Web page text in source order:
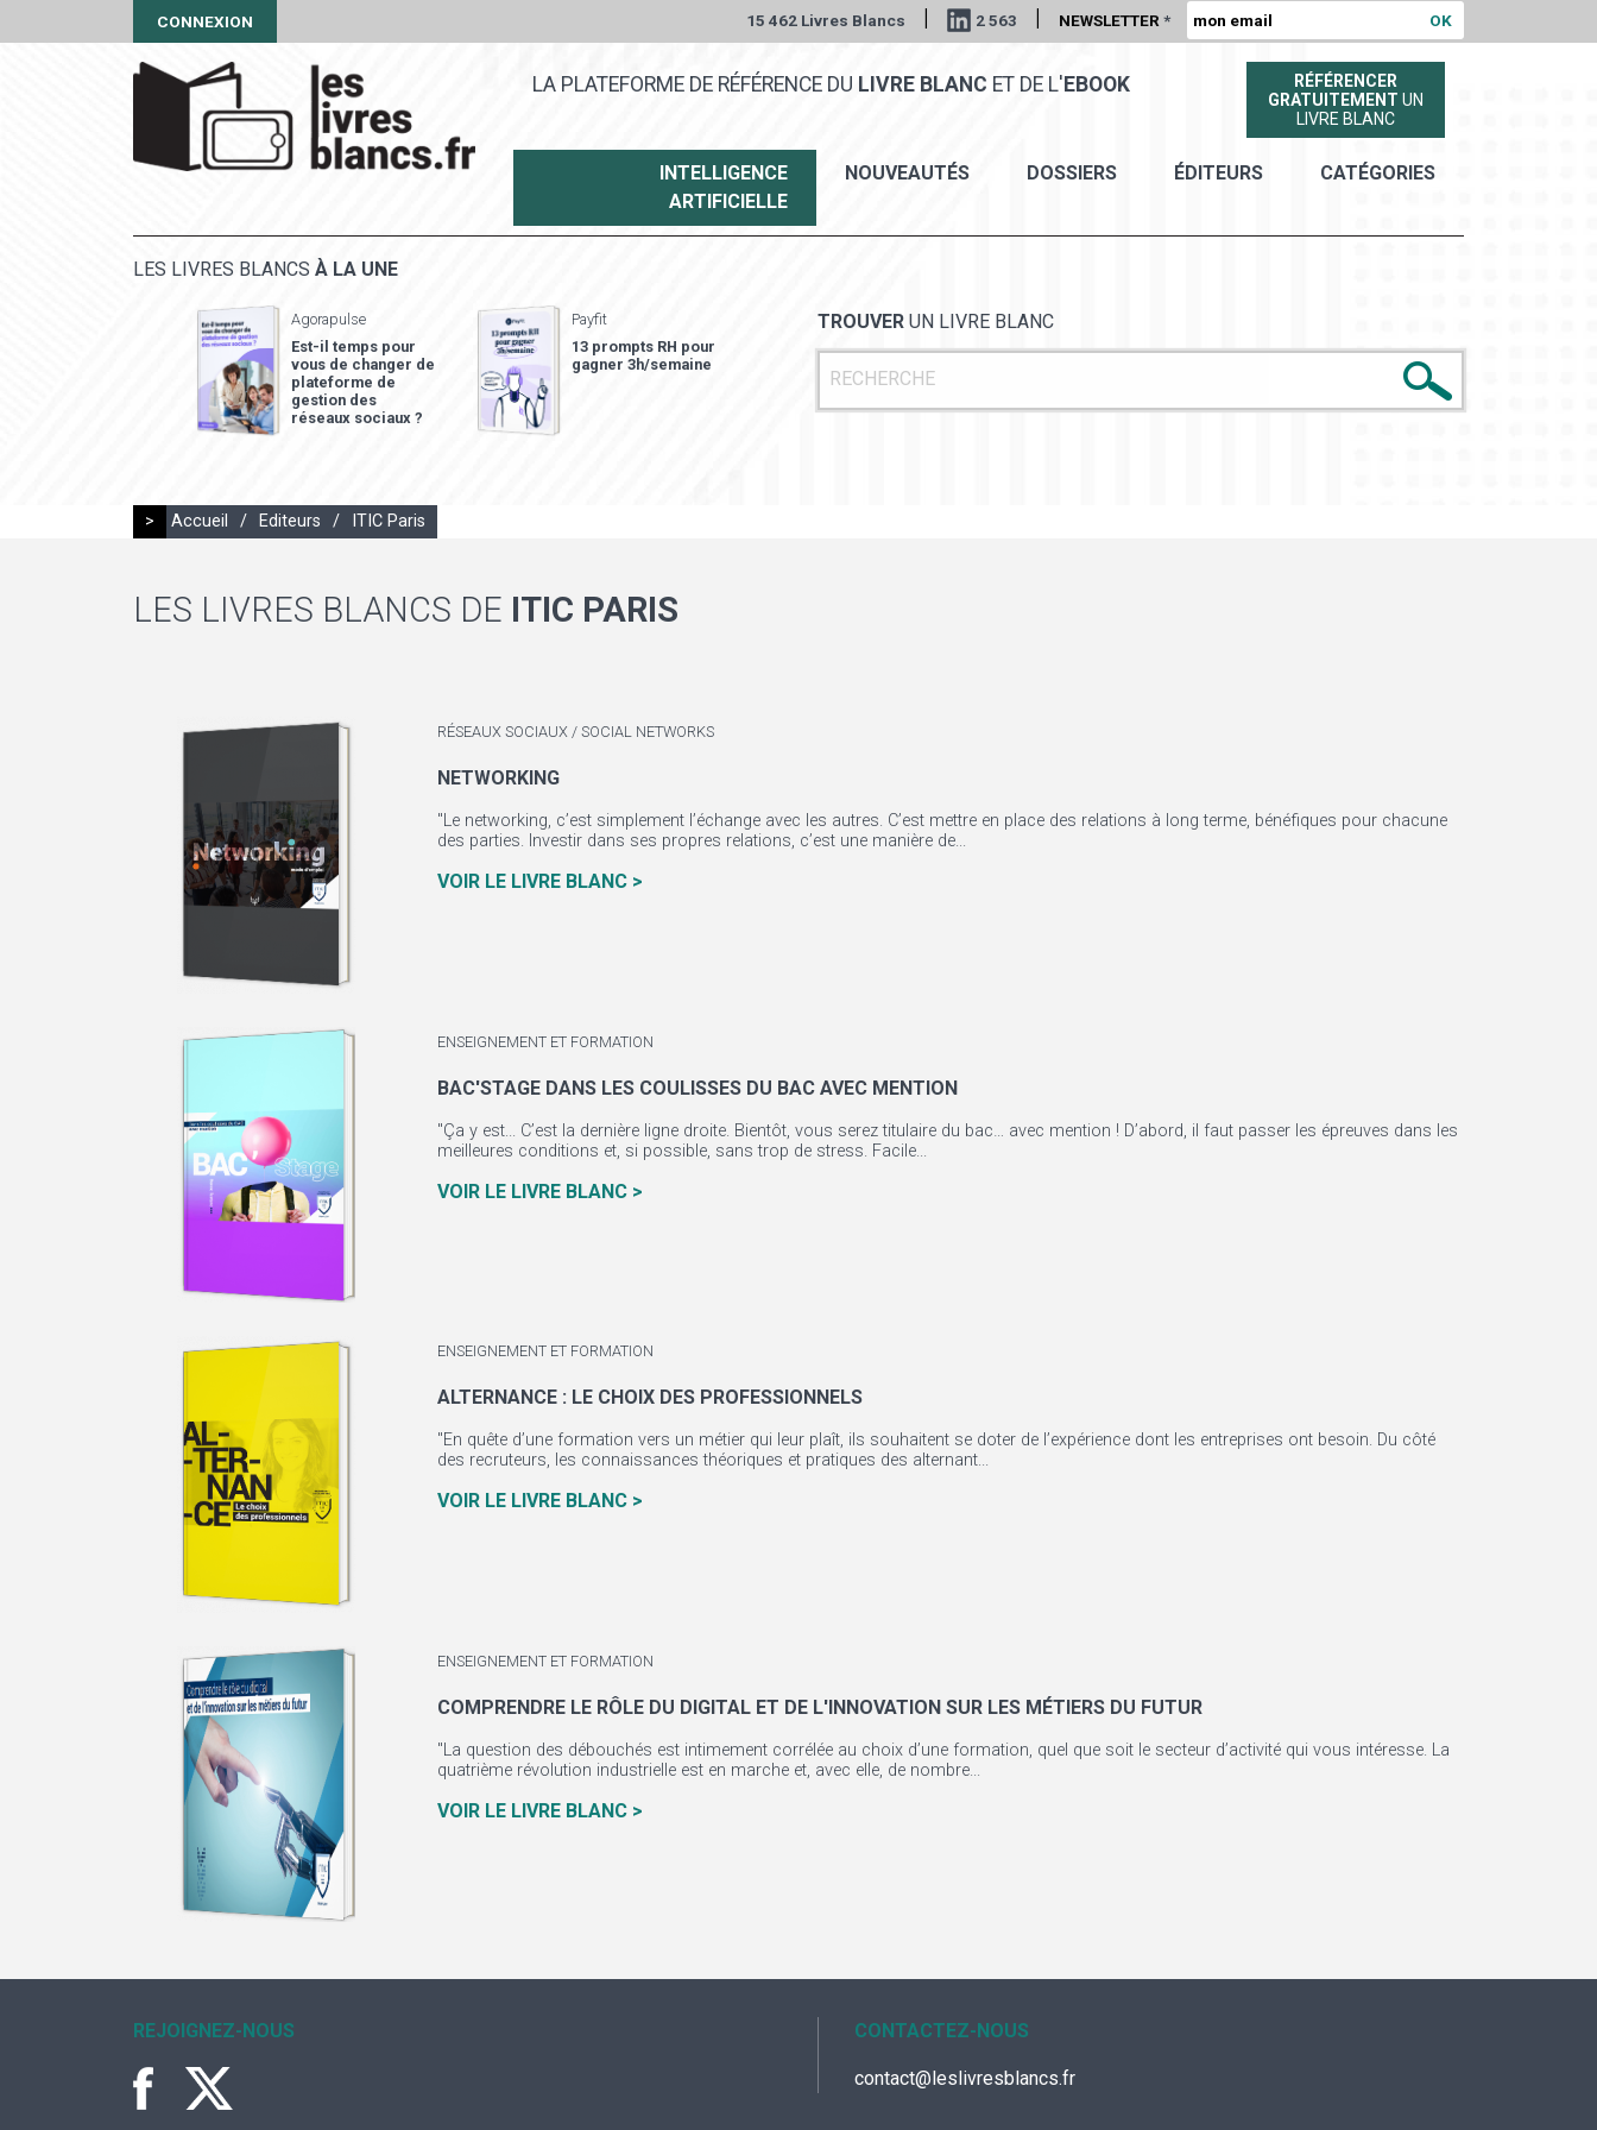
CONNEXION 15 462 Livres Blancs | 2 563 | NEWSLETTER *
LA PLATEFORME DE RÉFÉRENCE DU LIVRE BLANC ET DE L' EBOOK
RÉFÉRENCER
GRATUITEMENT UN
LIVRE BLANC
INTELLIGENCE
ARTIFICIELLE
NOUVEAUTÉS DOSSIERS ÉDITEURS CATÉGORIES
LES LIVRES BLANCS À LA UNE
Agorapulse
Est-il temps pour
vous de changer de
plateforme de
gestion des
réseaux sociaux ?
Payfit
13 prompts RH pour
gagner 3h/semaine
TROUVER UN LIVRE BLANC
> Accueil / Editeurs / ITIC Paris
LES LIVRES BLANCS DE ITIC PARIS
RÉSEAUX SOCIAUX / SOCIAL NETWORKS
NETWORKING
"Le networking, c’est simplement l’échange avec les autres. C’est mettre en place des relations à long terme, bénéfiques pour chacune
des parties. Investir dans ses propres relations, c’est une manière de...
VOIR LE LIVRE BLANC >
ENSEIGNEMENT ET FORMATION
BAC'STAGE DANS LES COULISSES DU BAC AVEC MENTION
"Ça y est... C’est la dernière ligne droite. Bientôt, vous serez titulaire du bac… avec mention ! D’abord, il faut passer les épreuves dans les
meilleures conditions et, si possible, sans trop de stress. Facile...
VOIR LE LIVRE BLANC >
ENSEIGNEMENT ET FORMATION
ALTERNANCE : LE CHOIX DES PROFESSIONNELS
"En quête d’une formation vers un métier qui leur plaît, ils souhaitent se doter de l’expérience dont les entreprises ont besoin. Du côté
des recruteurs, les connaissances théoriques et pratiques des alternant...
VOIR LE LIVRE BLANC >
ENSEIGNEMENT ET FORMATION
COMPRENDRE LE RÔLE DU DIGITAL ET DE L'INNOVATION SUR LES MÉTIERS DU FUTUR
"La question des débouchés est intimement corrélée au choix d’une formation, quel que soit le secteur d’activité qui vous intéresse. La
quatrième révolution industrielle est en marche et, avec elle, de nombre...
VOIR LE LIVRE BLANC >
REJOIGNEZ-NOUS CONTACTEZ-NOUS
contact@leslivresblancs.fr